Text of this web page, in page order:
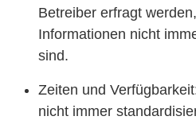
Betreiber erfragt
Informationen nicht
sind.
Zeiten und
nicht immer